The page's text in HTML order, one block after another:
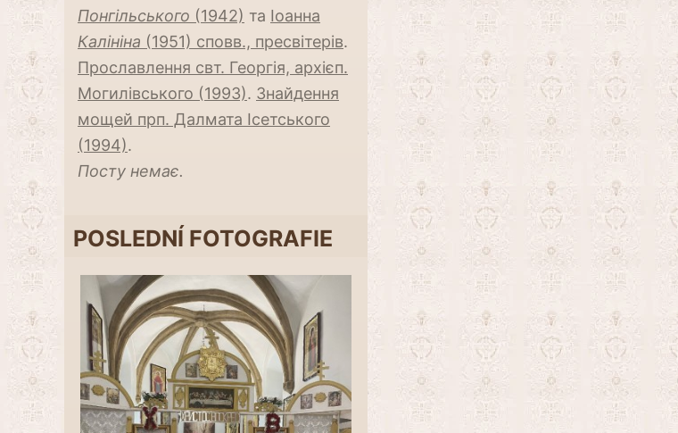
Понгільського (1942) та Іоанна
Калініна (1951) сповв., пресвітерів.
Прославлення свт. Георгія, архієп.
Могилівського (1993). Знайдення
мощей прп. Далмата Ісетського
(1994).
Посту немає.
POSLEDNÍ FOTOGRAFIE